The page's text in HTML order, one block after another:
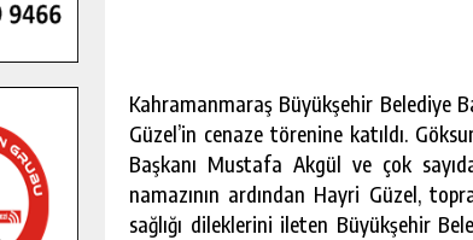
Kahramanmaraş Büyükşehir Belediye
Güzel’in cenaze törenine katıldı.
Başkanı Mustafa Akgül ve çok
namazının ardından Hayri Güzel,
sağlığı dileklerini ileten Büyükşehir